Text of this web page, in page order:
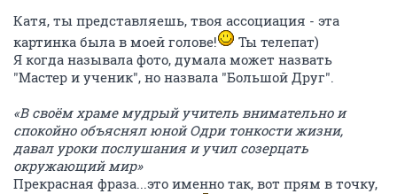
Катя, ты представляешь, твоя ассоциация - эта
картинка была в моей голове!
Ты телепат)
Я когда называла фото, думала может назвать
"Мастер и ученик", но назвала "Большой Друг".
«В своём храме мудрый учитель внимательно и
спокойно объяснял юной Одри тонкости жизни,
давал уроки послушания и учил созерцать
окружающий мир»
Прекрасная фраза...это именно так, вот прям в точку,